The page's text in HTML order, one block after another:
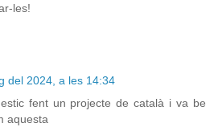
les!
del 2024, a les 14:34
fent un projecte de català i va be
aquesta